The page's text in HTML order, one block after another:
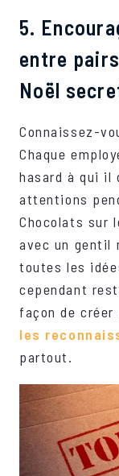
5.
entre
Noël
Connaissez-
Chaque
hasard à qui
attentions
Chocolats sur
avec un gentil
toutes les
cependant
façon de créer
les
partout.